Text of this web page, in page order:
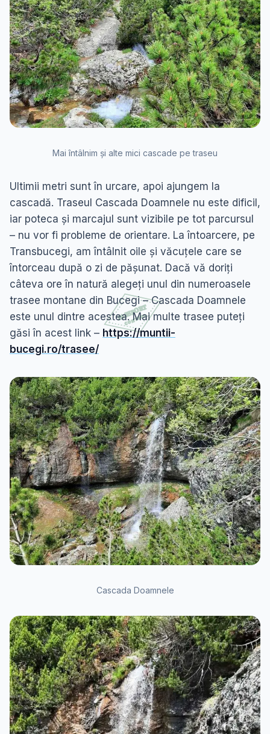
Mai întâlnim și alte mici cascade pe traseu
Ultimii metri sunt în urcare, apoi ajungem la
cascadă. Traseul Cascada Doamnele nu este dificil,
iar poteca și marcajul sunt vizibile pe tot parcursul
– nu vor fi probleme de orientare. La întoarcere, pe
Transbucegi, am întâlnit oile și văcuțele care se
întorceau după o zi de pășunat. Dacă vă doriți
câteva ore în natură alegeți unul din numeroasele
trasee montane din Bucegi – Cascada Doamnele
este unul dintre acestea. Mai multe trasee puteți
găsi în acest link – https://muntii-
bucegi.ro/trasee/
Cascada Doamnele